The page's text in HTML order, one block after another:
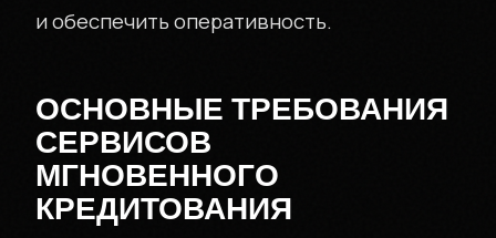
и обеспечить оперативность.
ОСНОВНЫЕ ТРЕБОВАНИЯ
СЕРВИСОВ
МГНОВЕННОГО
КРЕДИТОВАНИЯ